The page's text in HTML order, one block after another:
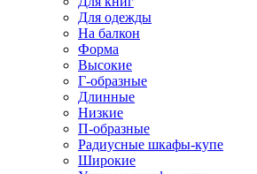
Для одежды
На балкон
Форма
Высокие
Г-образные
Длинные
Низкие
П-образные
Радиусные шкафы-купе
Широкие